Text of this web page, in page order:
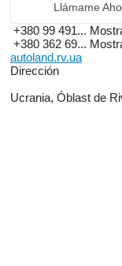
Llámame
+380 99 491...
+380 362 69...
autoland.rv.ua
Dirección
Ucrania, Óblast de